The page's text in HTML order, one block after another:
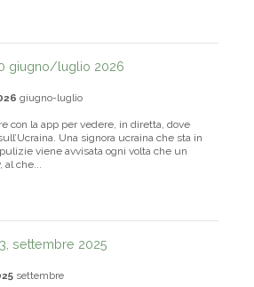
giugno/luglio 2026
giugno-luglio
con la app per vedere, in diretta, dove
Una signora ucraina che sta in
viene avvisata ogni volta che un
al che...
settembre 2025
settembre